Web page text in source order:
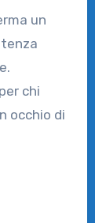
un
chi
occhio di